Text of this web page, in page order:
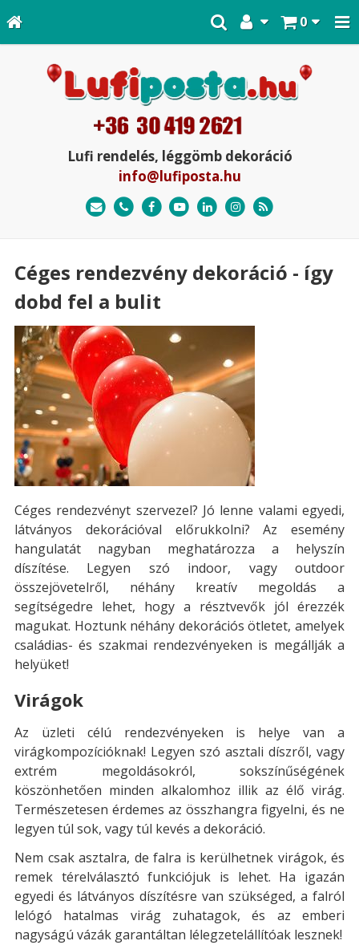
0
Lufi rendelés, léggömb dekoráció
info@lufiposta.hu
Céges rendezvény dekoráció - így
dobd fel a bulit
Céges rendezvényt szervezel? Jó lenne valami egyedi,
látványos dekorációval előrukkolni? Az esemény
hangulatát nagyban meghatározza a helyszín
díszítése. Legyen szó indoor, vagy outdoor
összejövetelről, néhány kreatív megoldás a
segítségedre lehet, hogy a résztvevők jól érezzék
magukat. Hoztunk néhány dekorációs ötletet, amelyek
családias- és szakmai rendezvényeken is megállják a
helyüket!
Virágok
Az üzleti célú rendezvényeken is helye van a
virágkompozícióknak! Legyen szó asztali díszről, vagy
extrém megoldásokról, sokszínűségének
köszönhetően minden alkalomhoz illik az élő virág.
Természetesen érdemes az összhangra figyelni, és ne
legyen túl sok, vagy túl kevés a dekoráció.
Nem csak asztalra, de falra is kerülhetnek virágok, és
remek térelválasztó funkciójuk is lehet. Ha igazán
egyedi és látványos díszítésre van szükséged, a falról
lelógó hatalmas virág zuhatagok, és az emberi
nagyságú vázák garantáltan lélegzetelállítóak lesznek!